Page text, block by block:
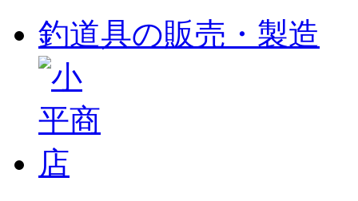
釣道具の販売・製造